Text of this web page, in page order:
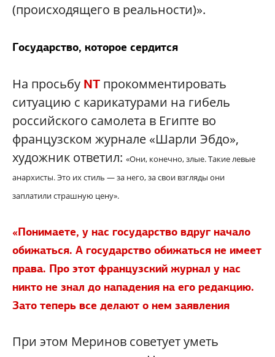
(происходящего в реальности)».
Государство, которое сердится
На просьбу NT прокомментировать
ситуацию с карикатурами на гибель
российского самолета в Египте во
французском журнале «Шарли Эбдо»,
художник ответил: «Они, конечно, злые. Такие левые
анархисты. Это их стиль —за него, за свои взгляды они
заплатили страшную цену».
«Понимаете, у нас государство вдруг начало
обижаться. А государство обижаться не имеет
права. Про этот французский журнал у нас
никто не знал до нападения на его редакцию.
Зато теперь все делают о нем заявления
При этом Меринов советует уметь